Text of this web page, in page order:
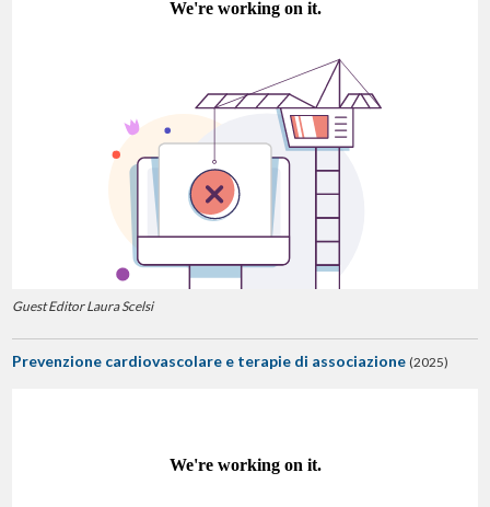
Guest Editor Laura Scelsi
Prevenzione cardiovascolare e terapie di associazione (2025)